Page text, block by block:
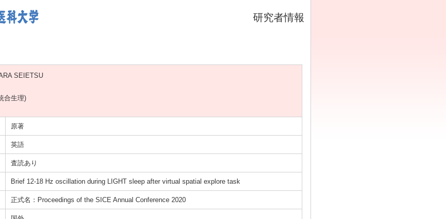
研究者情報
SEIETSU
合生理)
原著
英語
査読あり
Brief 12-18 Hz oscillation during LIGHT sleep after virtual spatial explore task
正式名：Proceedings of the SICE Annual Conference 2020